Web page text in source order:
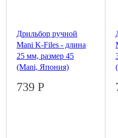
Дрильбор ручной
Mani K-Files - длина
25 мм, размер 45
(Mani, Япония)
739 Р